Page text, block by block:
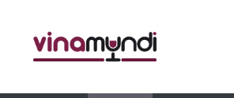
contenuto